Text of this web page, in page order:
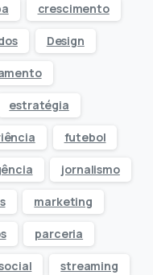
crescimento
Design
estratégia
futebol
jornalismo
marketing
parceria
streaming